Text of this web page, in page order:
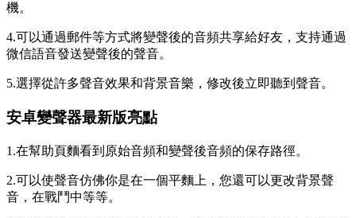
機。
4.可以通過郵件等方式將變聲後的音頻共享給好友，支持通過
微信語音發送變聲後的聲音。
5.選擇從許多聲音效果和背景音樂，修改後立即聽到聲音。
安卓變聲器最新版亮點
1.在幫助頁麵看到原始音頻和變聲後音頻的保存路徑。
2.可以使聲音仿佛你是在一個平麵上，您還可以更改背景聲
音，在戰鬥中等等。